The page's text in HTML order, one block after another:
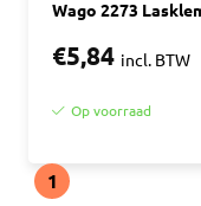
Wago 2273
€5,84 incl. BTW
Op voorraad
1